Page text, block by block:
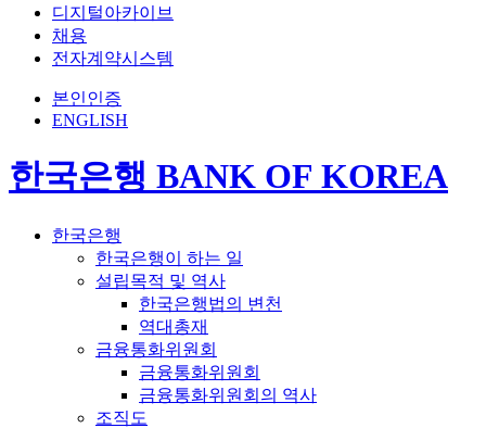
디지털아카이브
채용
전자계약시스템
본인인증
ENGLISH
한국은행 BANK OF KOREA
한국은행
한국은행이 하는 일
설립목적 및 역사
한국은행법의 변천
역대총재
금융통화위원회
금융통화위원회
금융통화위원회의 역사
조직도